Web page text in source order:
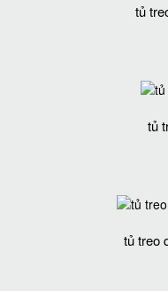
tủ
tủ
tủ treo